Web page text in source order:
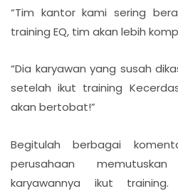
“Tim kantor kami sering
training EQ, tim akan lebih
“Dia karyawan yang susah
setelah ikut training
akan bertobat!”
Begitulah berbagai
perusahaan
karyawannya ikut training.